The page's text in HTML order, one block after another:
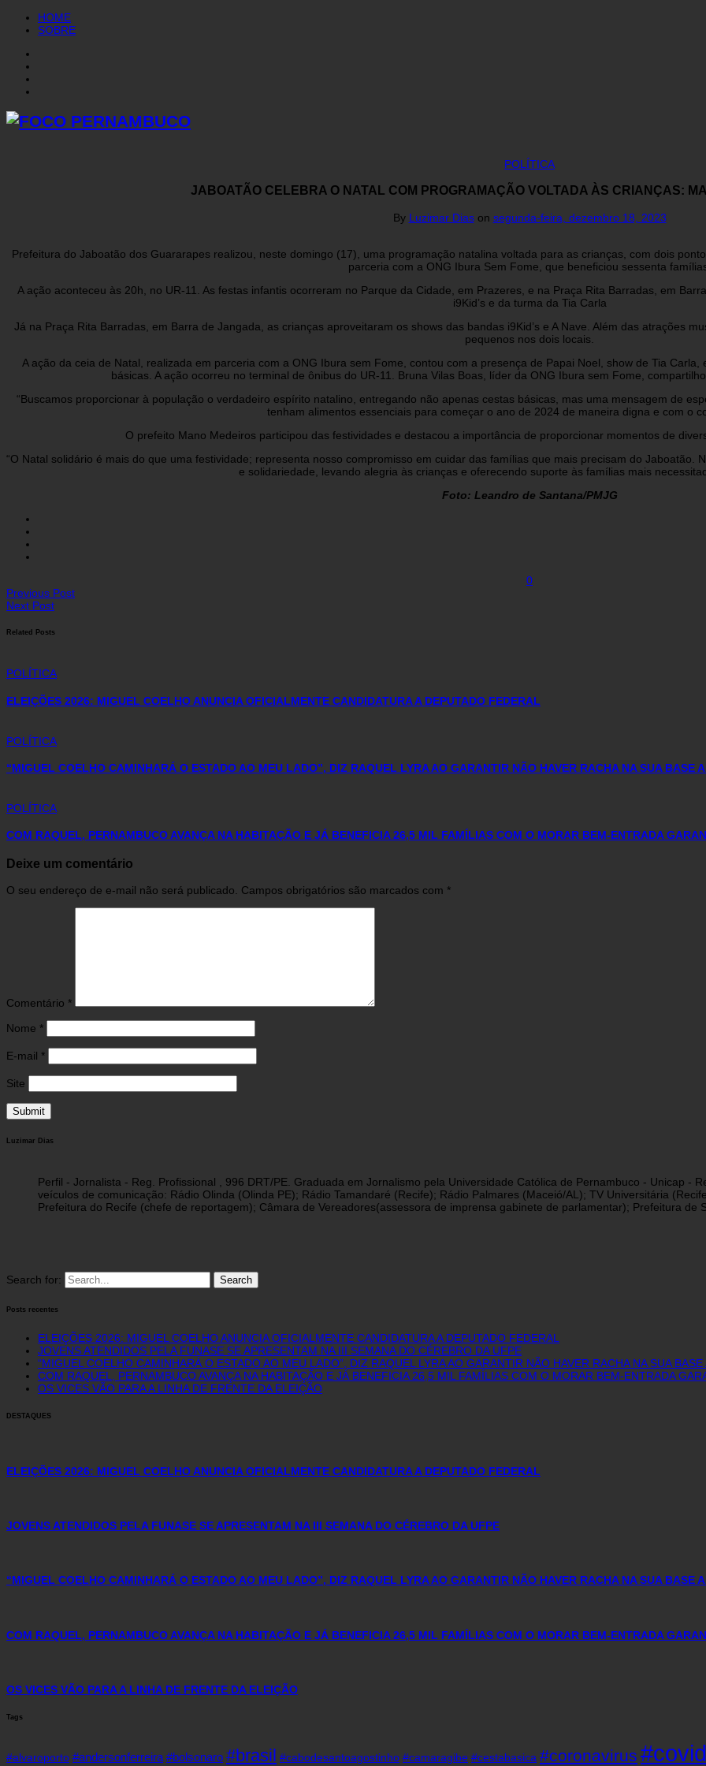
HOME
SOBRE
POLÍTICA
JABOATÃO CELEBRA O NATAL COM PROGRAMAÇÃO VOLTADA ÀS CRIANÇAS:
By Luzimar Dias on segunda-feira, dezembro 18, 2023
Prefeitura do Jaboatão dos Guararapes realizou, neste domingo (17), uma programação natalina voltada para as crianças, com dois
parceria com a ONG Ibura Sem Fome, que beneficiou sessenta
A ação aconteceu às 20h, no UR-11. As festas infantis ocorreram no Parque da Cidade, em Prazeres, e na Praça Rita Barradas, em
i9Kid’s e da turma da Tia Carla
Já na Praça Rita Barradas, em Barra de Jangada, as crianças aproveitaram os shows das bandas i9Kid’s e A Nave. Além das atrações
pequenos nos dois locais.
A ação da ceia de Natal, realizada em parceria com a ONG Ibura sem Fome, contou com a presença de Papai Noel, show de Tia
básicas. A ação ocorreu no terminal de ônibus do UR-11. Bruna Vilas Boas, líder da ONG Ibura sem Fome,
“Buscamos proporcionar à população o verdadeiro espírito natalino, entregando não apenas cestas básicas, mas uma mensagem de
tenham alimentos essenciais para começar o ano de 2024 de maneira digna e com o
O prefeito Mano Medeiros participou das festividades e destacou a importância de proporcionar momentos de
“O Natal solidário é mais do que uma festividade; representa nosso compromisso em cuidar das famílias que mais precisam do Jaboatão.
e solidariedade, levando alegria às crianças e oferecendo suporte às famílias mais
Foto: Leandro de Santana/PMJG
0
Previous Post
Next Post
Related Posts
POLÍTICA
ELEIÇÕES 2026: MIGUEL COELHO ANUNCIA OFICIALMENTE CANDIDATURA A DEPUTADO FEDERAL
POLÍTICA
“MIGUEL COELHO CAMINHARÁ O ESTADO AO MEU LADO”, DIZ RAQUEL LYRA AO GARANTIR NÃO HAVER RACHA NA SUA BASE
POLÍTICA
COM RAQUEL, PERNAMBUCO AVANÇA NA HABITAÇÃO E JÁ BENEFICIA 26,5 MIL FAMÍLIAS COM O MORAR BEM-ENTRADA
Deixe um comentário
O seu endereço de e-mail não será publicado. Campos obrigatórios são marcados com *
Comentário *
Nome *
E-mail *
Site
Luzimar Dias
Perfil - Jornalista - Reg. Profissional , 996 DRT/PE. Graduada em Jornalismo pela Universidade Católica de Pernambuco - Unicap
veículos de comunicação: Rádio Olinda (Olinda PE); Rádio Tamandaré (Recife); Rádio Palmares (Maceió/AL); TV Universitária
Prefeitura do Recife (chefe de reportagem); Câmara de Vereadores(assessora de imprensa gabinete de parlamentar); Prefeitura
Search for:
Posts recentes
ELEIÇÕES 2026: MIGUEL COELHO ANUNCIA OFICIALMENTE CANDIDATURA A DEPUTADO FEDERAL
JOVENS ATENDIDOS PELA FUNASE SE APRESENTAM NA III SEMANA DO CÉREBRO DA UFPE
“MIGUEL COELHO CAMINHARÁ O ESTADO AO MEU LADO”, DIZ RAQUEL LYRA AO GARANTIR NÃO HAVER RACHA NA SUA BASE
COM RAQUEL, PERNAMBUCO AVANÇA NA HABITAÇÃO E JÁ BENEFICIA 26,5 MIL FAMÍLIAS COM O MORAR BEM-ENTRADA
OS VICES VÃO PARA A LINHA DE FRENTE DA ELEIÇÃO
DESTAQUES
ELEIÇÕES 2026: MIGUEL COELHO ANUNCIA OFICIALMENTE CANDIDATURA A DEPUTADO FEDERAL
JOVENS ATENDIDOS PELA FUNASE SE APRESENTAM NA III SEMANA DO CÉREBRO DA UFPE
“MIGUEL COELHO CAMINHARÁ O ESTADO AO MEU LADO”, DIZ RAQUEL LYRA AO GARANTIR NÃO HAVER RACHA NA SUA BASE
COM RAQUEL, PERNAMBUCO AVANÇA NA HABITAÇÃO E JÁ BENEFICIA 26,5 MIL FAMÍLIAS COM O MORAR BEM-ENTRADA
OS VICES VÃO PARA A LINHA DE FRENTE DA ELEIÇÃO
Tags
#alvaroporto #andersonferreira #bolsonaro #brasil #cabodesantoagostinho #camaragibe #cestabasica #coronavirus